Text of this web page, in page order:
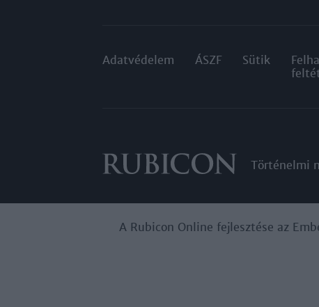
Adatvédelem ÁSZF Sütik
Történelmi
A Rubicon Online fejlesztése az